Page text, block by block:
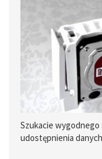
Szukacie wygodnego
udostępnienia